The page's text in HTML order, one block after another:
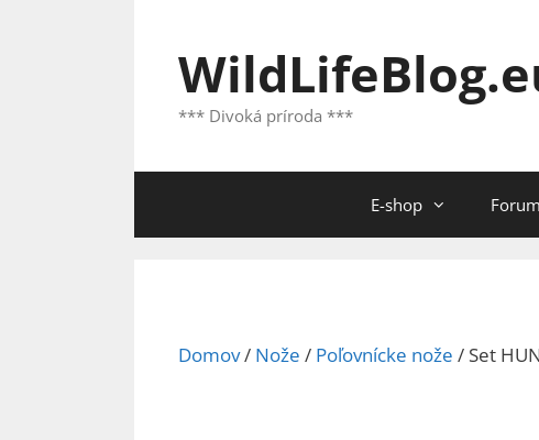
*** Divoká príroda ***
E-shop Forum
Domov/ Nože / Poľovnícke nože / Set